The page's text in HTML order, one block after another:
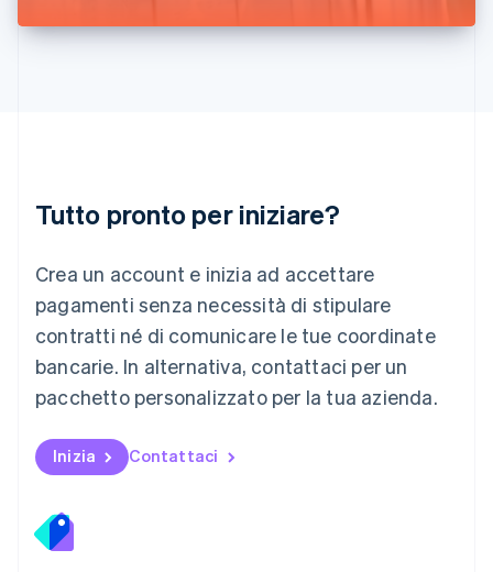
valutazione ambientale in
Tutto pronto per iniziare?
Crea un account e inizia ad accettare
pagamenti senza necessità di stipulare
contratti né di comunicare le tue coordinate
bancarie. In alternativa, contattaci per un
pacchetto personalizzato per la tua azienda.
Inizia Contattaci
Liechtenstein
Malta
English
EspañolEnglish
Norvegia
English
Nuova Zelanda
English
NederlandsEnglish
English
Portogallo
RAS di Hong Kong, Cina
English